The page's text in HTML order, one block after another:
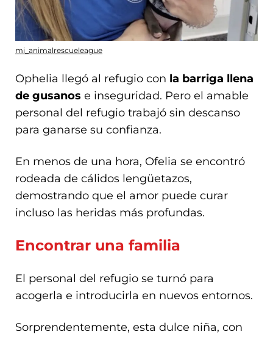
mi_animalrescueleague
Ophelia llegó al refugio con la barriga llena
de gusanos e inseguridad. Pero el amable
personal del refugio trabajó sin descanso
para ganarse su confianza.
En menos de una hora, Ofelia se encontró
rodeada de cálidos lengüetazos,
demostrando que el amor puede curar
incluso las heridas más profundas.
Encontrar una familia
El personal del refugio se turnó para
acogerla e introducirla en nuevos entornos.
Sorprendentemente, esta dulce niña, con